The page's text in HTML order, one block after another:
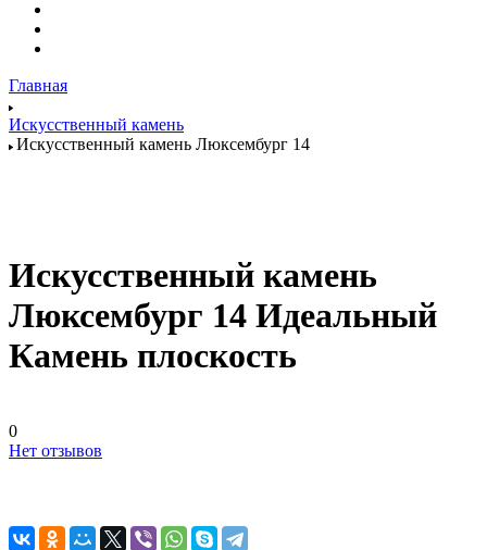
Главная
Искусственный камень
Искусственный камень Люксембург 14
Искусственный камень
Люксембург 14 Идеальный
Камень плоскость
0
Нет отзывов